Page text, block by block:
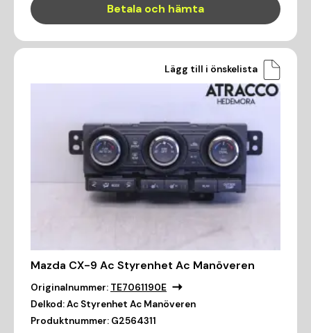
Betala och hämta
Lägg till i önskelista
Mazda CX-9 Ac Styrenhet Ac Manöveren
Originalnummer: TE7061190E
Delkod:Ac Styrenhet Ac Manöveren
Produktnummer: G2564311